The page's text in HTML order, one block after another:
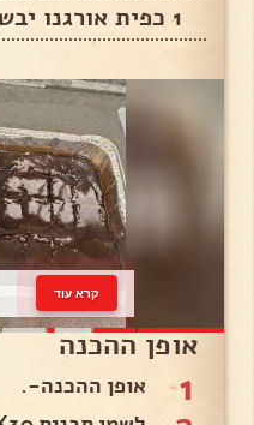
1 כפית אורגנו יבש או טימין טרי
קרא עוד
אופן ההכנה
1 אופן ההכנה-.